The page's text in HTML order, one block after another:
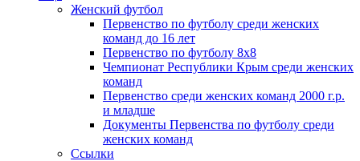
Женский футбол
Первенство по футболу среди женских
команд до 16 лет
Первенство по футболу 8х8
Чемпионат Республики Крым среди женских
команд
Первенство среди женских команд 2000 г.р.
и младше
Документы Первенства по футболу среди
женских команд
Ссылки